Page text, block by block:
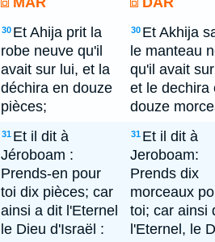
30 Et Ahija prit la
robe neuve qu'il
avait sur lui, et la
déchira en douze
pièces;
30 Et Akhija
le manteau
qu'il avait
et le dechira
douze
31 Et il dit à
Jéroboam :
Prends-en pour
toi dix pièces; car
ainsi a dit l'Eternel
le Dieu d'Israël :
31 Et il dit à
Jeroboam:
Prends dix
morceaux
toi; car ainsi
l'Eternel, le